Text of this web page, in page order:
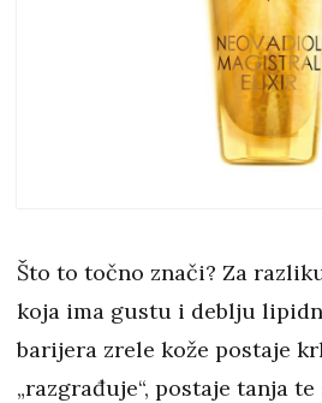
Što to točno znači? Za
koja ima gustu i deblju
barijera zrele kože postaje
„razgrađuje“, postaje tanja